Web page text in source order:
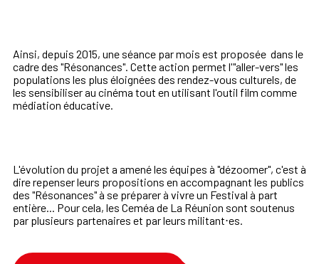
Ainsi, depuis 2015, une séance par mois est proposée dans le
cadre des "Résonances". Cette action permet l'"aller-vers" les
populations les plus éloignées des rendez-vous culturels, de
les sensibiliser au cinéma tout en utilisant l'outil film comme
médiation éducative.
L'évolution du projet a amené les équipes à "dézoomer", c'est à
dire repenser leurs propositions en accompagnant les publics
des "Résonances" à se préparer à vivre un Festival à part
entière... Pour cela, les Ceméa de La Réunion sont soutenus
par plusieurs partenaires et par leurs militant⋅es.